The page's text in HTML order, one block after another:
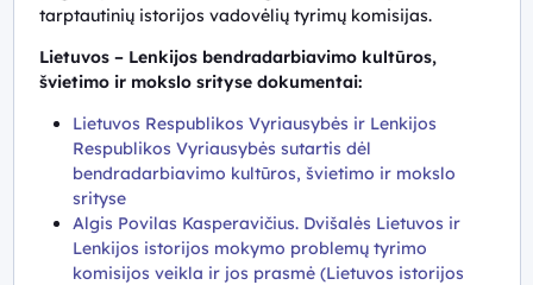
tarptautinių istorijos vadovėlių tyrimų komisijas.
Lietuvos – Lenkijos bendradarbiavimo kultūros,
švietimo ir mokslo srityse dokumentai:
Lietuvos Respublikos Vyriausybės ir Lenkijos
Respublikos Vyriausybės sutartis dėl
bendradarbiavimo kultūros, švietimo ir mokslo
srityse
Algis Povilas Kasperavičius. Dvišalės Lietuvos ir
Lenkijos istorijos mokymo problemų tyrimo
komisijos veikla ir jos prasmė (Lietuvos istorijos